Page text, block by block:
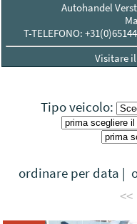
Autohandel
T-TELEFONO:
Visitare
Tipo veicolo:
ordinare per data |
<<